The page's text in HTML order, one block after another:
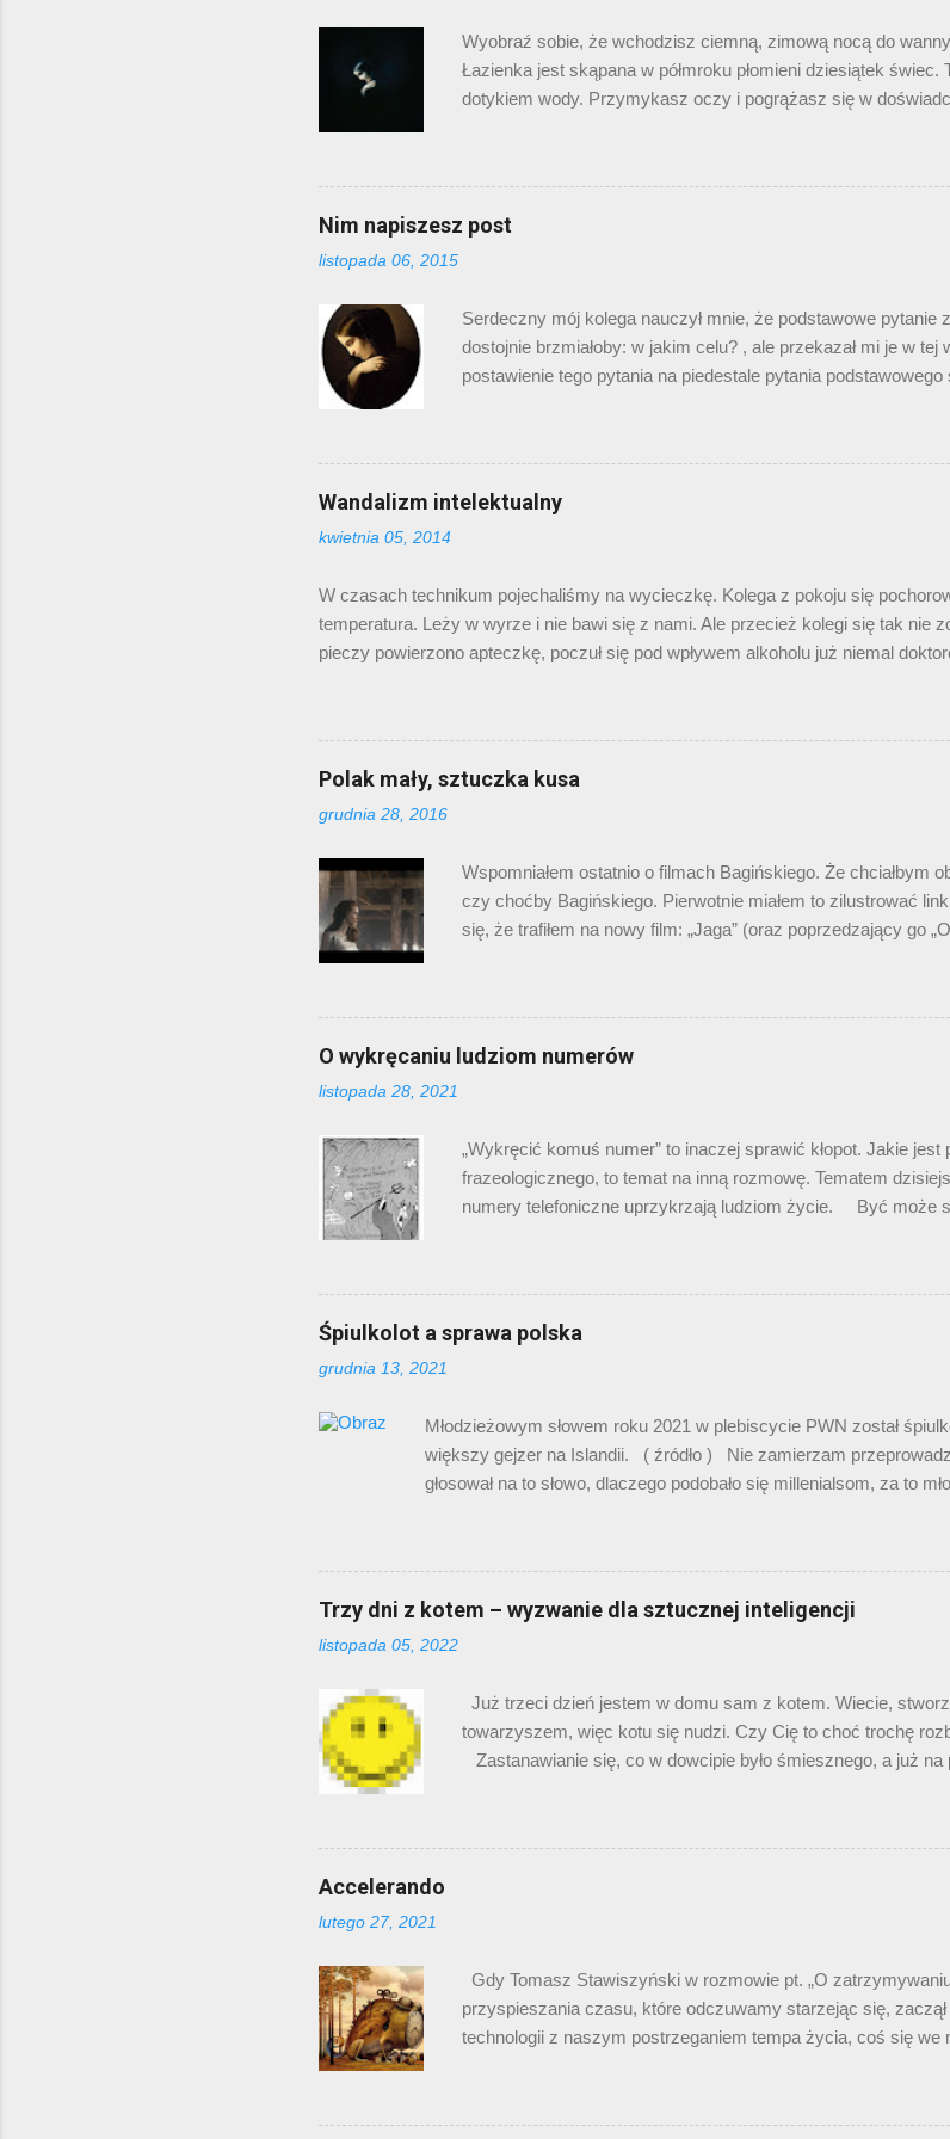
Wyobraź sobie, że wchodzisz ciemną, zimową nocą do wanny
Łazienka jest skąpana w półmroku płomieni dziesiątek świec.
dotykiem wody. Przymykasz oczy i pogrążasz się w
będzie to „zespół roku” i od razu trzy płyty i cały bukiet
sumie w tym roku nic nowego nie wydał. Ale niemal rok temu
sprawdzenia” zostawiłem sobie link do ich płyty
posłuchania, poczułem mniej więcej to, co opisałem w
Nim napiszesz post
listopada 06, 2015
Serdeczny mój kolega nauczył mnie, że podstawowe
dostojnie brzmiałoby: w jakim celu? , ale przekazał mi je w tej
postawienie tego pytania na piedestale pytania
szkockiej w tle. Ale wróćmy do „brzytwy Sławka”,
Patrzę w kalendarz i jak ten chłop z mrożkowego „Indyka”
napisać post”. I ręce mi jakoś jesiennie opadają. Nie dlatego,
pomysłowe posty o wampirach u Wattsa, Castanedzie (już
Wandalizm intelektualny
kwietnia 05, 2014
W czasach technikum pojechaliśmy na wycieczkę. Kolega z pokoju się
temperatura. Leży w wyrze i nie bawi się z nami. Ale przecież kolegi się tak nie
pieczy powierzono apteczkę, poczuł się pod wpływem alkoholu już niemal
blistrami tabletek i flakonikami płynów odkażających próbował wybrać właściwy
angina, pasuje! Samozwańczy sanitariusz szczodrze wydzielił trzy białe krążki
dwie z z nich (jedna poturlała się pod szafę). Przyjął, a potem w chwili nieuwagi
założenia, że z pijanym się nie dyskutuje. Pijany wytrzeźwieje. A „mądry
począć z poglądami ludzi, którzy na trzeźwo publi...
Polak mały, sztuczka kusa
grudnia 28, 2016
Wspomniałem ostatnio o filmach Bagińskiego. Że chciałbym
czy choćby Bagińskiego. Pierwotnie miałem to zilustrować
się, że trafiłem na nowy film: „Jaga” (oraz poprzedzający go
czyjejkolwiek innej. A Ty? Znasz już cykl „ Legendy
YouTube krótkometrażówka Bagińskiego pt. „Smok”. Nie
Stuhra jako hejnalisty, i koncepcja smoka porywającego…
O wykręcaniu ludziom numerów
listopada 28, 2021
„Wykręcić komuś numer” to inaczej sprawić kłopot. Jakie
frazeologicznego, to temat na inną rozmowę. Tematem
numery telefoniczne uprzykrzają ludziom życie. Być może
tajemniczej organizacji, która oferuje grubą gotówkę w
Oglądając ten serial w wersji obecnej, można zwrócić uwagę,
która byłaby wystarczająca w przypadku Monako czy
Południowej. Otóż ten numer musiał zostać wyedytowany
Kobieta ta została zbo...
Śpiulkolot a sprawa polska
grudnia 13, 2021
Młodzieżowym słowem roku 2021 w plebiscycie PWN został
większy gejzer na Islandii. ( źródło ) Nie zamierzam
głosował na to słowo, dlaczego podobało się millenialsom, za to
pierwszą dziesiątkę słów przed finałem, to od razu wskazałem na
cringe , sus, twoja stara, essa ) było najbardziej kreatywne. W
schyłkowe względem ich popularności w poprzednich latach (jak
parafrazując bohaterów epizodu filmu „Hi-Way” - chyba jeszcze
Wystarczy sprawdzić kiedy Łukasz Jedynasty nakręcił film „Twoja
Trzy dni z kotem – wyzwanie dla sztucznej inteligencji
listopada 05, 2022
Już trzeci dzień jestem w domu sam z kotem. Wiecie,
towarzyszem, więc kotu się nudzi. Czy Cię to choć trochę
Zastanawianie się, co w dowcipie było śmiesznego, a już
to z pełną premedytacją, żeby pokazać coś ciekawego.
są zapewne podzielone. Na pewno znam kilka osób, które
Accelerando
lutego 27, 2021
Gdy Tomasz Stawiszyński w rozmowie pt. „O
przyspieszania czasu, które odczuwamy starzejąc się,
technologii z naszym postrzeganiem tempa życia, coś się we
szybciej. Jest to przedmiotem dowcipów („w dzieciństwie
minutowa przerwa między rundami meczu bokserskiego”),